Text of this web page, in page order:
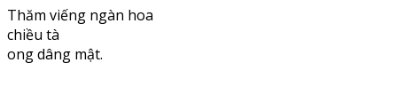
Thăm viếng ngàn hoa
chiều tà
ong dâng mật.